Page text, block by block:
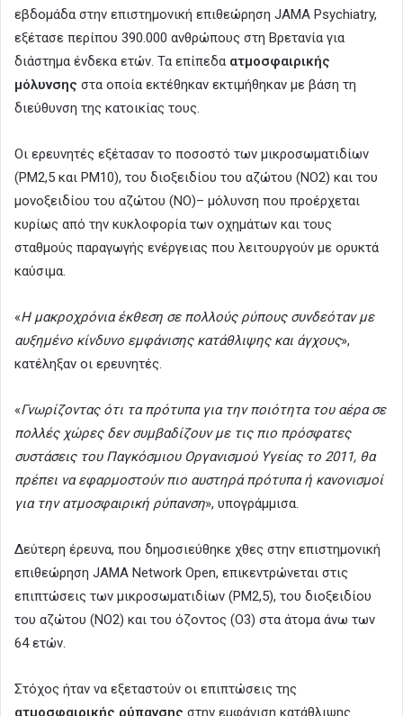
εβδομάδα στην επιστημονική επιθεώρηση JAMA Psychiatry,
εξέτασε περίπου 390.000 ανθρώπους στη Βρετανία για
διάστημα ένδεκα ετών. Τα επίπεδα ατμοσφαιρικής
μόλυνσης στα οποία εκτέθηκαν εκτιμήθηκαν με βάση τη
διεύθυνση της κατοικίας τους.
Οι ερευνητές εξέτασαν το ποσοστό των μικροσωματιδίων
(PM2,5 και PM10), του διοξειδίου του αζώτου (NO2) και του
μονοξειδίου του αζώτου (NO)– μόλυνση που προέρχεται
κυρίως από την κυκλοφορία των οχημάτων και τους
σταθμούς παραγωγής ενέργειας που λειτουργούν με ορυκτά
καύσιμα.
«Η μακροχρόνια έκθεση σε πολλούς ρύπους συνδεόταν με
αυξημένο κίνδυνο εμφάνισης κατάθλιψης και άγχους»,
κατέληξαν οι ερευνητές.
«Γνωρίζοντας ότι τα πρότυπα για την ποιότητα του αέρα σε
πολλές χώρες δεν συμβαδίζουν με τις πιο πρόσφατες
συστάσεις του Παγκόσμιου Οργανισμού Υγείας το 2011, θα
πρέπει να εφαρμοστούν πιο αυστηρά πρότυπα ή κανονισμοί
για την ατμοσφαιρική ρύπανση», υπογράμμισα.
Δεύτερη έρευνα, που δημοσιεύθηκε χθες στην επιστημονική
επιθεώρηση JAMA Network Open, επικεντρώνεται στις
επιπτώσεις των μικροσωματιδίων (PM2,5), του διοξειδίου
του αζώτου (NO2) και του όζοντος (O3) στα άτομα άνω των
64 ετών.
Στόχος ήταν να εξεταστούν οι επιπτώσεις της
ατμοσφαιρικής ρύπανσης στην εμφάνιση κατάθλιψης